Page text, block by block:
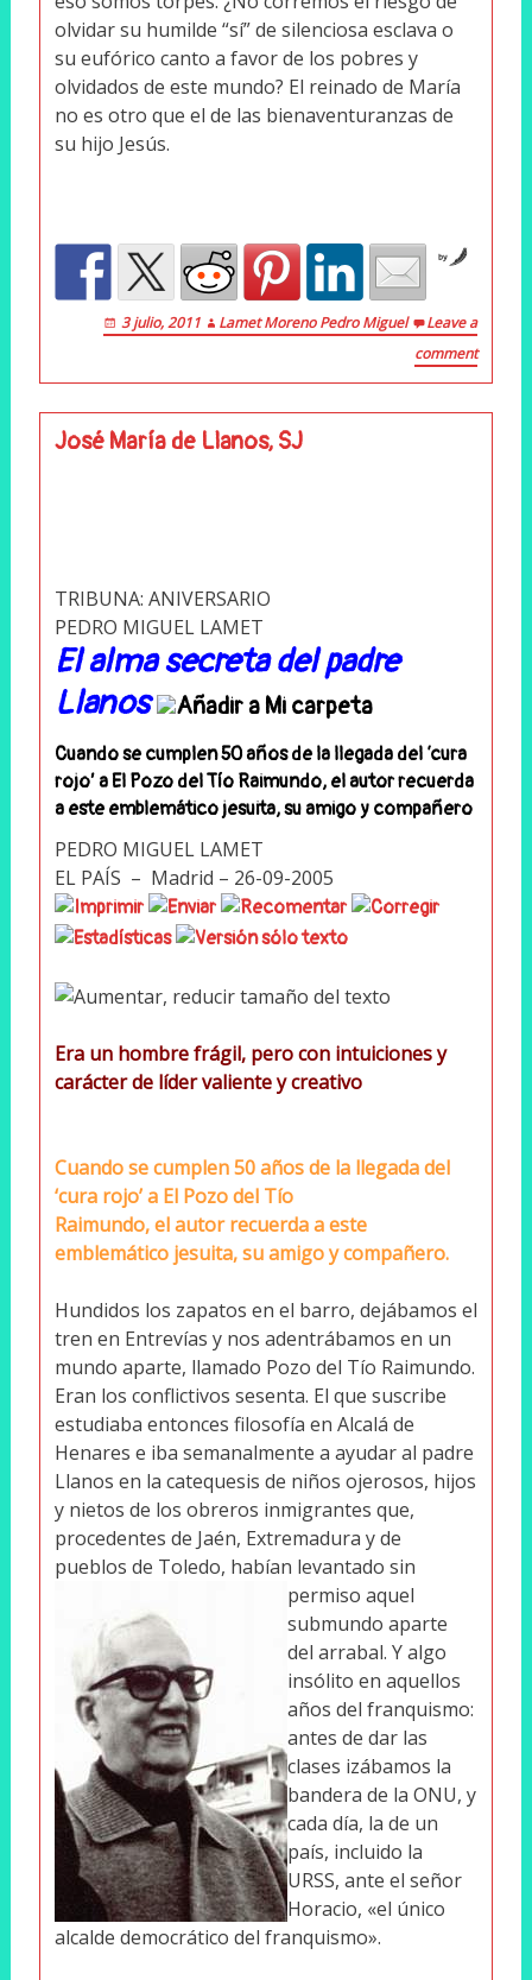
olvidar su humilde “sí” de silenciosa esclava o
su eufórico canto a favor de los pobres y
olvidados de este mundo? El reinado de María
no es otro que el de las bienaventuranzas de
su hijo Jesús.
by
3 julio, 2011 Lamet Moreno Pedro Miguel
Leave a
comment
José María de Llanos, SJ
TRIBUNA: ANIVERSARIO
PEDRO MIGUEL LAMET
El alma secreta del padre
Llanos
Cuando se cumplen 50 años de la llegada del ‘cura
rojo’ a El Pozo del Tío Raimundo, el autor recuerda
a este emblemático jesuita, su amigo y compañero
PEDRO MIGUEL LAMET
EL PAÍS – Madrid – 26-09-2005
Era un hombre frágil, pero con intuiciones y
carácter de líder valiente y creativo
Cuando se cumplen 50 años de la llegada del
‘cura rojo’ a El Pozo del Tío
Raimundo, el autor recuerda a este
emblemático jesuita, su amigo y compañero.
Hundidos los zapatos en el barro, dejábamos el
tren en Entrevías y nos adentrábamos en un
mundo aparte, llamado Pozo del Tío Raimundo.
Eran los conflictivos sesenta. El que suscribe
estudiaba entonces filosofía en Alcalá de
Henares e iba semanalmente a ayudar al padre
Llanos en la catequesis de niños ojerosos, hijos
y nietos de los obreros inmigrantes que,
procedentes de Jaén, Extremadura y de
pueblos de Toledo, habían levantado sin
permiso aquel
submundo aparte
del arrabal. Y algo
insólito en aquellos
años del franquismo:
antes de dar las
clases izábamos la
bandera de la ONU, y
cada día, la de un
país, incluido la
URSS, ante el señor
Horacio, «el único
alcalde democrático del franquismo».